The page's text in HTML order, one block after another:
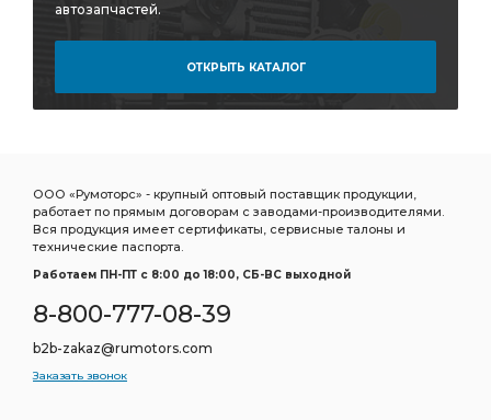
автозапчастей.
ОТКРЫТЬ КАТАЛОГ
ООО «Румоторс» - крупный оптовый поставщик продукции,
работает по прямым договорам с заводами-производителями.
Вся продукция имеет сертификаты, сервисные талоны и
технические паспорта.
Работаем ПН-ПТ c 8:00 до 18:00, СБ-ВС выходной
8-800-777-08-39
b2b-zakaz@rumotors.com
Заказать звонок